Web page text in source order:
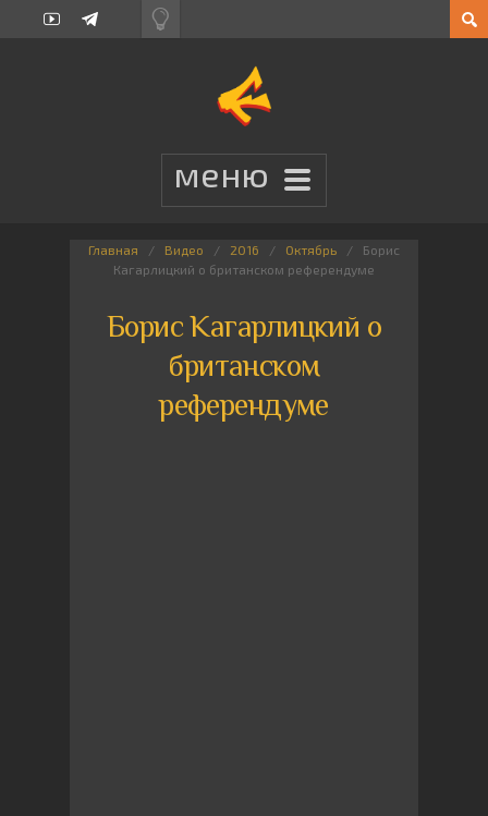
Главная Видео 2016 Октябрь
Борис
Кагарлицкий о британском референдуме
Борис Кагарлицкий о
британском
референдуме